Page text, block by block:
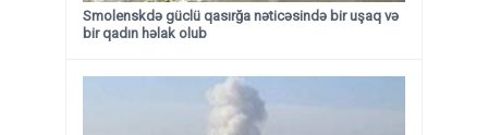
Smolenskdə güclü qasırğa nəticəsində bir uşaq və
bir qadın həlak olub